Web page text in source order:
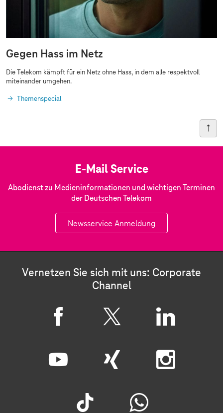
Gegen Hass im Netz
Die Telekom kämpft für ein Netz ohne Hass, in dem alle respektvoll
miteinander umgehen.
Themenspecial
E-Mail Service
Abodienst zu Medieninformationen und wichtigen Terminen
der Deutschen Telekom
Newsservice Anmeldung
Vernetzen Sie sich mit uns: Corporate
Channel
a
c
i
n